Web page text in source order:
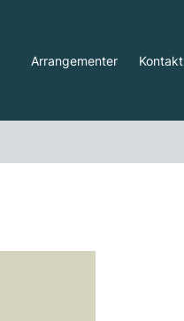
Arrangementer Kontakt